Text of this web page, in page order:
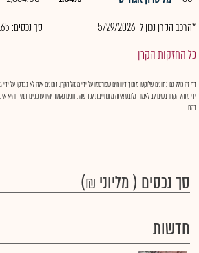
*הרכב הקרן נכון ל- 5/29/2026 סך נכסים: 232,226.65
כל החזקות הקרן
דף זה כולל גם נתונים שלוקטו מתוך דיווחים שפורסמו על ידי מנהל הקרן. נתונים אלה לא נבדקו על ידי
ידי מנהל הקרן. בשים לב לאמור, גלובס אינה מתחייבת לכך שהנתונים כאמור יהיו עדכניים תמיד והיא
בהם.
סך נכסים ( מליוני ₪)
חדשות